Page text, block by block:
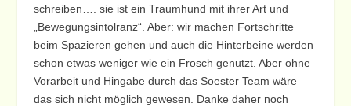
schreiben…. sie ist ein Traumhund mit ihrer Art und
„Bewegungsintolranz“. Aber: wir machen Fortschritte
beim Spazieren gehen und auch die Hinterbeine werden
schon etwas weniger wie ein Frosch genutzt. Aber ohne
Vorarbeit und Hingabe durch das Soester Team wäre
das sich nicht möglich gewesen. Danke daher noch